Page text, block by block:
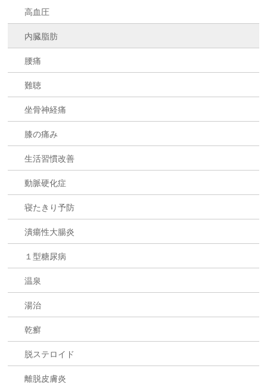
高血圧
内臓脂肪
腰痛
難聴
坐骨神経痛
膝の痛み
生活習慣改善
動脈硬化症
寝たきり予防
潰瘍性大腸炎
１型糖尿病
温泉
湯治
乾癬
脱ステロイド
離脱皮膚炎